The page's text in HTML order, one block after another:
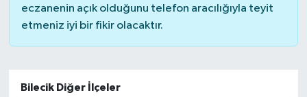
eczanenin açık olduğunu telefon aracılığıyla teyit
etmeniz iyi bir fikir olacaktır.
Bilecik Diğer İlçeler